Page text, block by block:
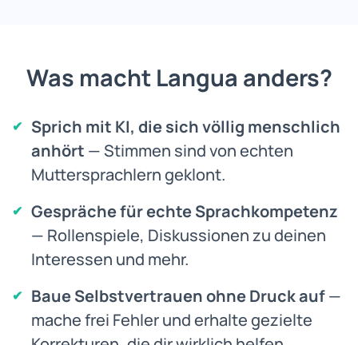
Was macht Langua anders?
Sprich mit KI, die sich völlig menschlich
anhört — Stimmen sind von echten
Muttersprachlern geklont.
Gespräche für echte Sprachkompetenz
— Rollenspiele, Diskussionen zu deinen
Interessen und mehr.
Baue Selbstvertrauen ohne Druck auf—
mache frei Fehler und erhalte gezielte